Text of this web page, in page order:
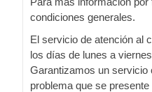
condiciones generales.
El servicio de atención al
los días de lunes a
Garantizamos un servicio
problema que se